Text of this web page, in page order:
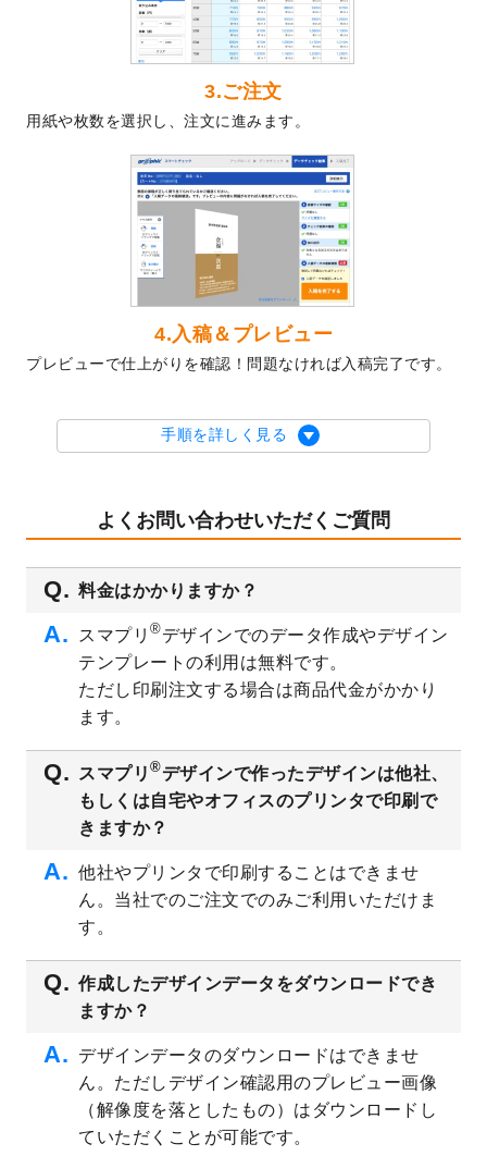
ました！
DMのデザインテンプレートを追加しまし
た。
【新商品】ステッカー
なりました！
2024年版4月始まりのカレンダーデザイン
テンプレートを公開いたしました。
2024年辰年の年賀ポスターデザインテンプ
レート
を公開いたしました。
箔押し年賀状のデザインテンプレート
開いたしました。
クリアファイル、封筒、うちわにてオリジ
ナルデザインで作成できるようになりまし
た！
を公開いたしました。
2023/9/1
2024年版1月始まりのカレンダーデザイン
オリジナルサイズ、変型サイズで作成でき
るようになりました！
2023/8/18
チケットのデザインテンプレートを追加し
ました。
2023/8/7
【新商品】チケット
が作成できるようにな
りました！
美容・エステのチラシデザインテンプレー
トを追加しました。
いたしました。
2023/6/12
うちわのデザインテンプレート
を公開いた
しました。
を公開いたしました。
2023/5/9
書類カバー（見積書表紙）のデザインテン
追加しました。
2023/4/20
2023/4/18
セミナー・講演会のチラシデザインテンプ
レートを追加しました。
2023/4/18
スポーツジム・フィットネスクラブのチラ
シデザインテンプレート
3.ご注文
用紙や枚数を選択し、注文に進みます。
4.入稿＆プレビュー
プレビューで仕上がりを確認！問題なければ入稿完了です。
手順を詳しく見る
よくお問い合わせいただくご質問
料金はかかりますか？
スマプリ ®デザインでのデータ作成やデザイン
テンプレートの利用は無料です。
ただし印刷注文する場合は商品代金がかかり
ます。
スマプリ ®デザインで作ったデザインは他社、
もしくは自宅やオフィスのプリンタで印刷で
きますか？
他社やプリンタで印刷することはできませ
ん。当社でのご注文でのみご利用いただけま
す。
作成したデザインデータをダウンロードでき
ますか？
デザインデータのダウンロードはできませ
ん。ただしデザイン確認用のプレビュー画像
（解像度を落としたもの）はダウンロードし
ていただくことが可能です。